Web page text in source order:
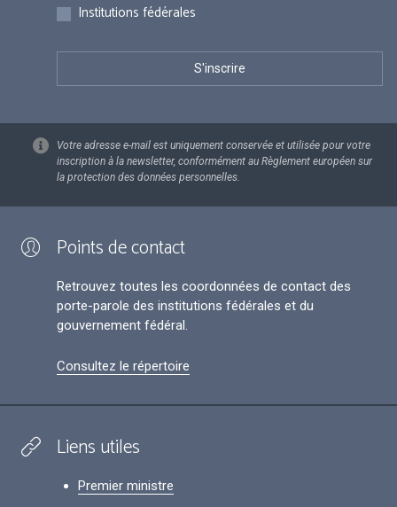
Institutions fédérales
Votre adresse e-mail est uniquement conservée et utilisée pour votre
inscription à la newsletter, conformément au Règlement européen sur
la protection des données personnelles.
Points de contact
Retrouvez toutes les coordonnées de contact des
porte-parole des institutions fédérales et du
gouvernement fédéral.
Consultez le répertoire
Liens utiles
Premier ministre